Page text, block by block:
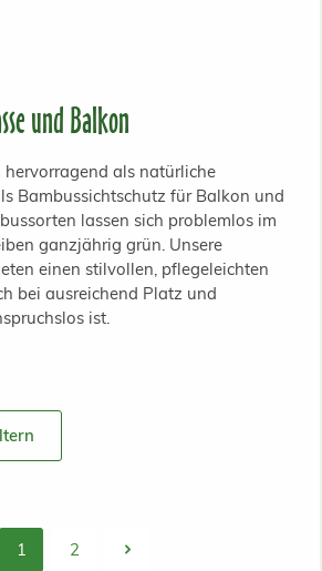
und Balkon
hervorragend als natürliche
Bambussichtschutz für Balkon und
lassen sich problemlos im
ganzjährig grün. Unsere
einen stilvollen, pflegeleichten
bei ausreichend Platz und
ist.
Seite
1 Seite
2